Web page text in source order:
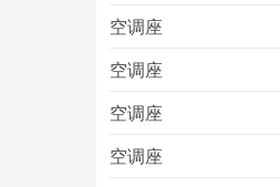
与飞机票或快
能有点慢，舒
厕，以及零食
椅和毛毯，乘
大巴旅行的缺点
空调座
空调座
空调座
空调座